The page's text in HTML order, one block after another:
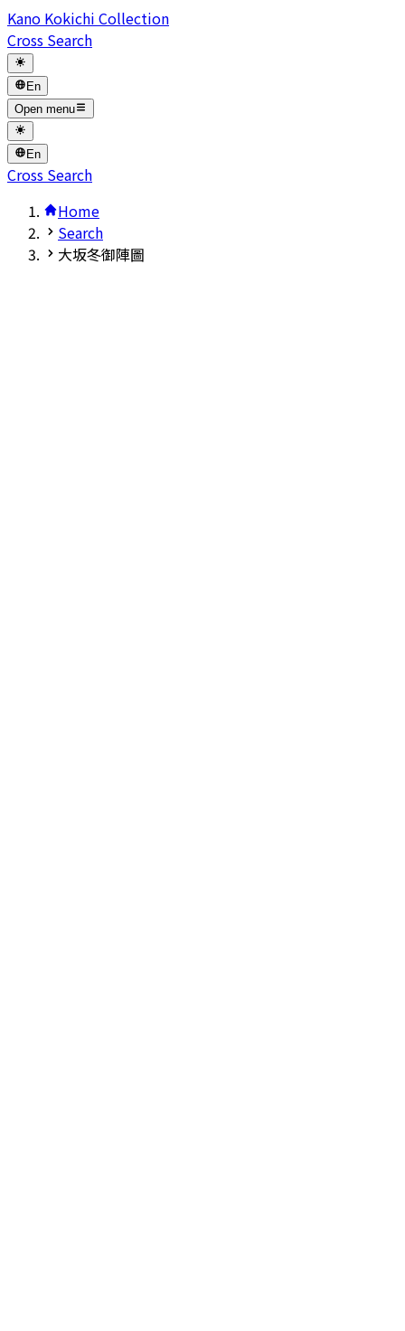
Kano Kokichi Collection
Cross Search
En
Open menu
En
Cross Search
Home
Search
大坂冬御陣圖